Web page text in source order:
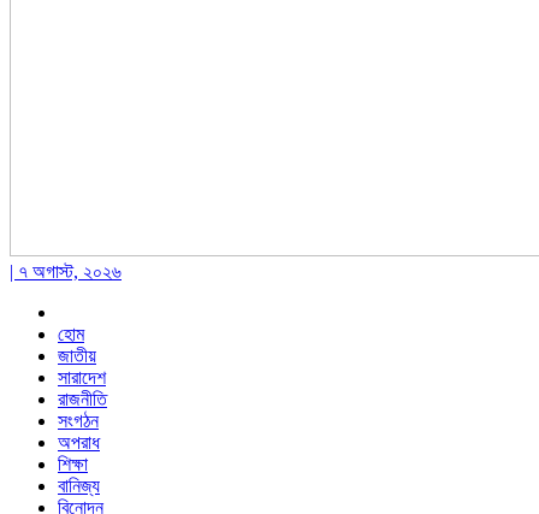
| ৭ অগাস্ট, ২০২৬
হোম
জাতীয়
সারাদেশ
রাজনীতি
সংগঠন
অপরাধ
শিক্ষা
বানিজ্য
বিনোদন